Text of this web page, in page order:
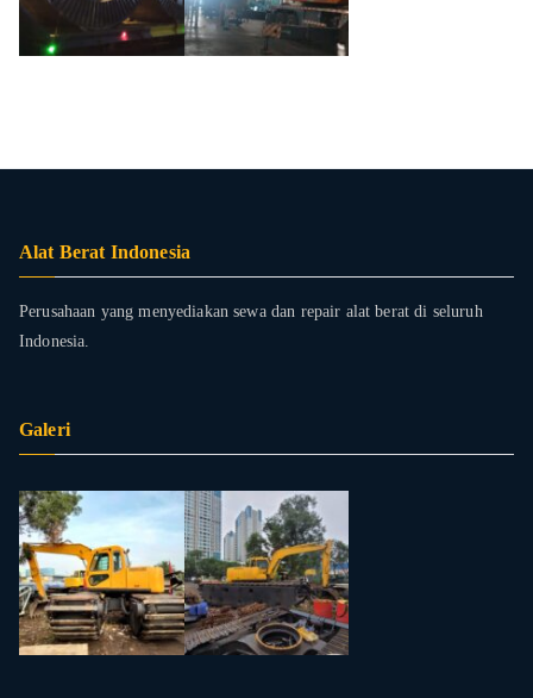
Alat Berat Indonesia
Perusahaan yang menyediakan sewa dan repair alat berat di seluruh
Indonesia.
Galeri